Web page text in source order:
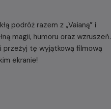
podróż razem z „Vaianą” i
magii, humoru oraz wzruszeń.
przeżyj tę wyjątkową filmową
ekranie!